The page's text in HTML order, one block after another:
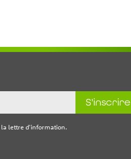
la lettre d'information.
S'inscrire